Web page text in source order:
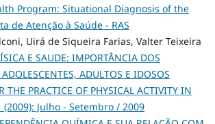
Program: Situational Diagnosis of the
de Atenção à Saúde - RAS
Uirá de Siqueira Farias, Valter Teixeira
E SAUDE: IMPORTÂNCIA DOS
ADULTOS E IDOSOS
THE PRACTICE OF PHYSICAL ACTIVITY IN
Julho - Setembro / 2009